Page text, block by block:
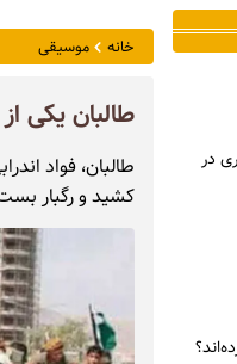
خانه موسیقی
طالبان یکی
طالبان، فواد
کشید و رگبار
در